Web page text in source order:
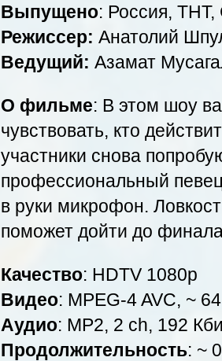
Выпущено: Россия,
Режиссер: Анатолий
Ведущий: Азамат
О фильме: В этом шоу
чувствовать, кто
участники снова
профессиональный
в руки микрофон.
поможет дойти до
Качество: HDTV 1080р
Видео: MPEG-4 AVC, ~
Аудио: MP2, 2 ch, 192
Продолжительность: ~